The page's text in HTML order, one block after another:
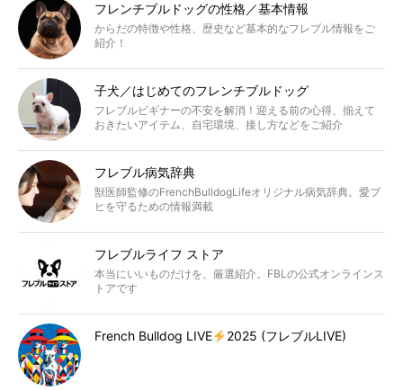
フレンチブルドッグの性格／基本情報
からだの特徴や性格、歴史など基本的なフレブル情報をご
紹介！
子犬／はじめてのフレンチブルドッグ
フレブルビギナーの不安を解消！迎える前の心得、揃えて
おきたいアイテム、自宅環境、接し方などをご紹介
フレブル病気辞典
獣医師監修のFrenchBulldogLifeオリジナル病気辞典。愛ブ
ヒを守るための情報満載
フレブルライフ ストア
本当にいいものだけを、厳選紹介。FBLの公式オンラインス
トアです
French Bulldog LIVE 2025 (フレブルLIVE)